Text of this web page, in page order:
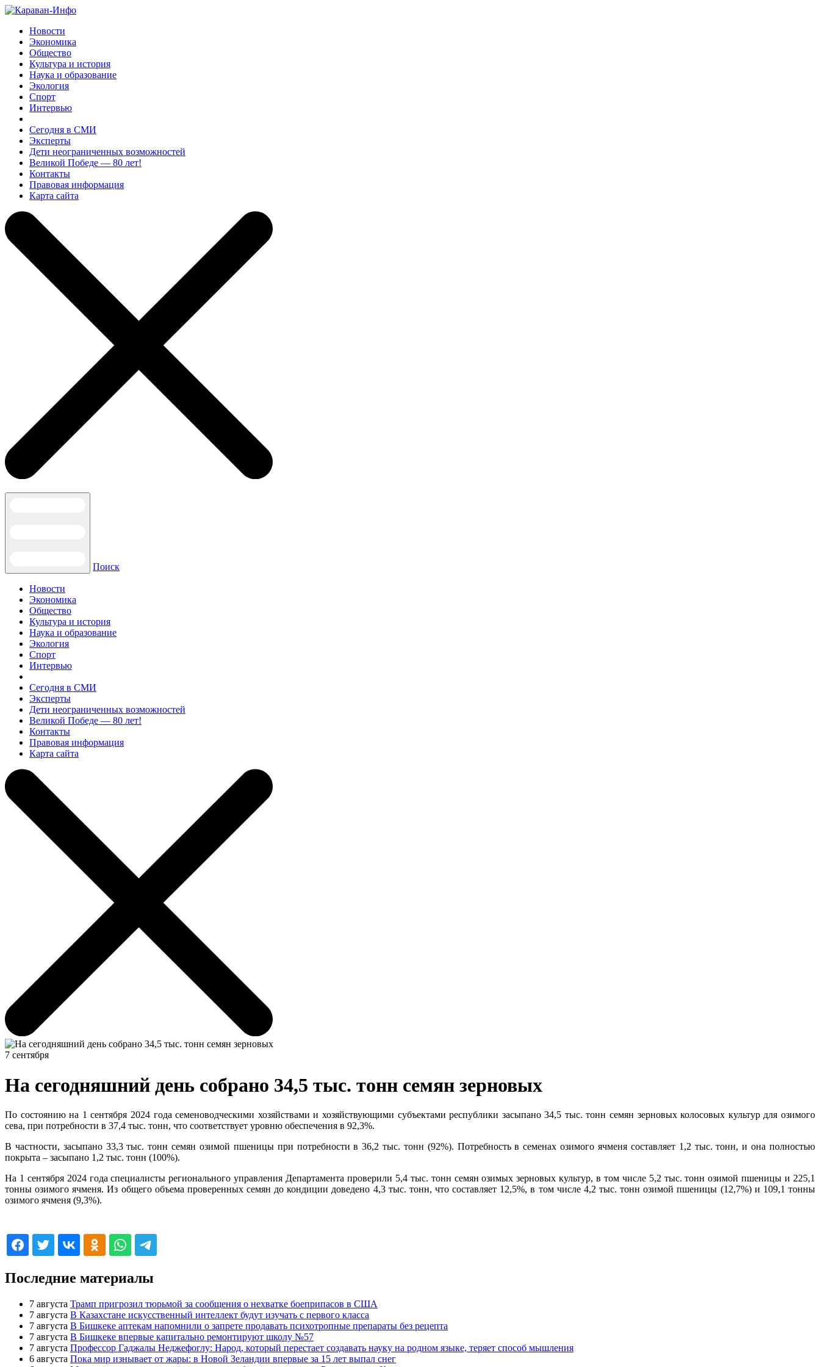
Новости
Экономика
Общество
Культура и история
Наука и образование
Экология
Спорт
Интервью
Сегодня в СМИ
Эксперты
Дети неограниченных возможностей
Великой Победе — 80 лет!
Контакты
Правовая информация
Карта сайта
Поиск
Новости
Экономика
Общество
Культура и история
Наука и образование
Экология
Спорт
Интервью
Сегодня в СМИ
Эксперты
Дети неограниченных возможностей
Великой Победе — 80 лет!
Контакты
Правовая информация
Карта сайта
7 сентября
На сегодняшний день собрано 34,5 тыс. тонн семян зерновых
По состоянию на 1 сентября 2024 года семеноводческими хозяйствами и хозяйствующими субъектами республики засыпано 34,5 тыс. тонн семян зерновых колосовых культур для озимого
сева, при потребности в 37,4 тыс. тонн, что соответствует уровню обеспечения в 92,3%.
В частности, засыпано 33,3 тыс. тонн семян озимой пшеницы при потребности в 36,2 тыс. тонн (92%). Потребность в семенах озимого ячменя составляет 1,2 тыс. тонн, и она полностью
покрыта – засыпано 1,2 тыс. тонн (100%).
На 1 сентября 2024 года специалисты регионального управления Департамента проверили 5,4 тыс. тонн семян озимых зерновых культур, в том числе 5,2 тыс. тонн озимой пшеницы и 225,1
тонны озимого ячменя. Из общего объема проверенных семян до кондиции доведено 4,3 тыс. тонн, что составляет 12,5%, в том числе 4,2 тыс. тонн озимой пшеницы (12,7%) и 109,1 тонны
озимого ячменя (9,3%).
Последние материалы
7 августа Трамп пригрозил тюрьмой за сообщения о нехватке боеприпасов в США
7 августа В Казахстане искусственный интеллект будут изучать с первого класса
7 августа В Бишкеке аптекам напомнили о запрете продавать психотропные препараты без рецепта
7 августа В Бишкеке впервые капитально ремонтируют школу №57
7 августа Профессор Гаджалы Неджефоглу: Народ, который перестает создавать науку на родном языке, теряет способ мышления
6 августа Пока мир изнывает от жары: в Новой Зеландии впервые за 15 лет выпал снег